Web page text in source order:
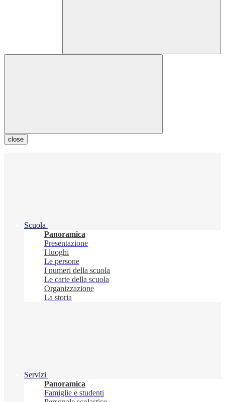
close
Scuola
Panoramica
Presentazione
I luoghi
Le persone
I numeri della scuola
Le carte della scuola
Organizzazione
La storia
Servizi
Panoramica
Famiglie e studenti